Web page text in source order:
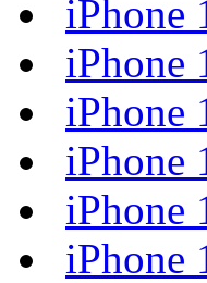
iPhone
iPhone
iPhone
iPhone
iPhone
iPhone